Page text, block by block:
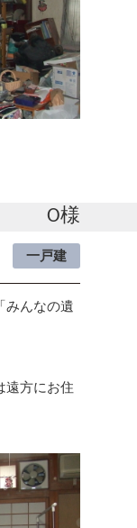
O様
一戸建
みんなの遺
遠方にお住